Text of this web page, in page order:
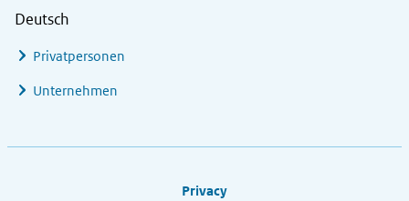
Deutsch
Privatpersonen
Unternehmen
Privacy